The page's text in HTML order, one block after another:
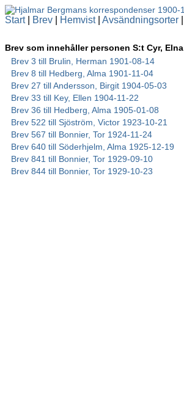
Start| Brev Hemvist| Avsändningsorter
Brev som innehåller personen S:t Cyr, Elna
Brev 3 till Brulin, Herman 1901-08-14
Brev 8 till Hedberg, Alma 1901-11-04
Brev 27 till Andersson, Birgit 1904-05-03
Brev 33 till Key, Ellen 1904-11-22
Brev 36 till Hedberg, Alma 1905-01-08
Brev 522 till Sjöström, Victor 1923-10-21
Brev 567 till Bonnier, Tor 1924-11-24
Brev 640 till Söderhjelm, Alma 1925-12-19
Brev 841 till Bonnier, Tor 1929-09-10
Brev 844 till Bonnier, Tor 1929-10-23